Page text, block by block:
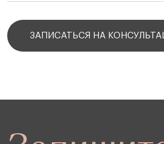
ЗАПИСАТЬСЯ НА